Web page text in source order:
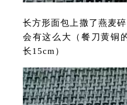
长方形面包上撒了燕麦
会有这么大（餐刀黄铜
长15cm）